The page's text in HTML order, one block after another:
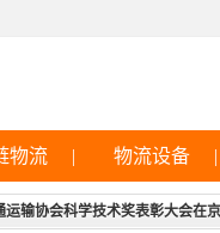
物流 | 物流设备 |
输协会科学技术奖表彰大会在